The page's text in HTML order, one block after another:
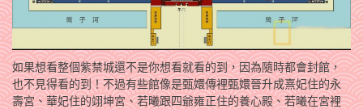
如果想看整個紫禁城還不是你想看就看的到，因為隨時都會封館，
也不見得看的到！不過有些館像是甄嬛傳裡甄嬛晉升成熹妃住的永
壽宮、華妃住的翊坤宮、若曦跟四爺雍正住的養心殿、若曦在宮裡